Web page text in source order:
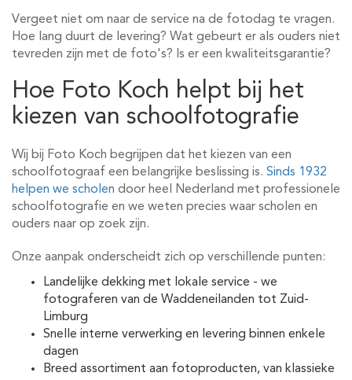
Vergeet niet om naar de service na de fotodag te vragen.
Hoe lang duurt de levering? Wat gebeurt er als ouders niet
tevreden zijn met de foto's? Is er een kwaliteitsgarantie?
Hoe Foto Koch helpt bij het
kiezen van schoolfotografie
Wij bij Foto Koch begrijpen dat het kiezen van een
schoolfotograaf een belangrijke beslissing is. Sinds 1932
helpen we scholen door heel Nederland met professionele
schoolfotografie en we weten precies waar scholen en
ouders naar op zoek zijn.
Onze aanpak onderscheidt zich op verschillende punten:
Landelijke dekking met lokale service - we
fotograferen van de Waddeneilanden tot Zuid-
Limburg
Snelle interne verwerking en levering binnen enkele
dagen
Breed assortiment aan fotoproducten, van klassieke